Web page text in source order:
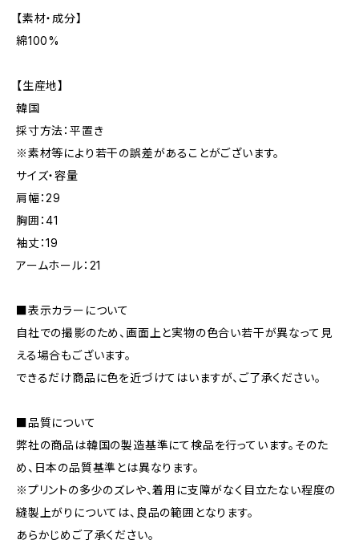
【素材・成分】
綿100%
【生産地】
韓国
採寸方法：平置き
※素材等により若干の誤差があることがございます。
サイズ・容量
肩幅：29
胸囲：41
袖丈：19
アームホール：21
■表示カラーについて
自社での撮影のため、画面上と実物の色合い若干が異なって見
える場合もございます。
できるだけ商品に色を近づけてはいますが、ご了承ください。
■品質について
弊社の商品は韓国の製造基準にて検品を行っています。そのた
め、日本の品質基準とは異なります。
※プリントの多少のズレや、着用に支障がなく目立たない程度の
縫製上がりについては、良品の範囲となります。
あらかじめご了承ください。